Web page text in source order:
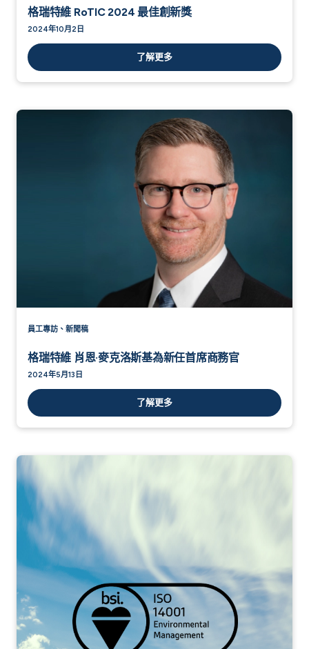
格瑞特維 RoTIC 2024 最佳創新獎
2024年10月2日
了解更多
員工專訪、新聞稿
格瑞特維 肖恩·麥克洛斯基為新任首席商務官
2024年5月13日
了解更多